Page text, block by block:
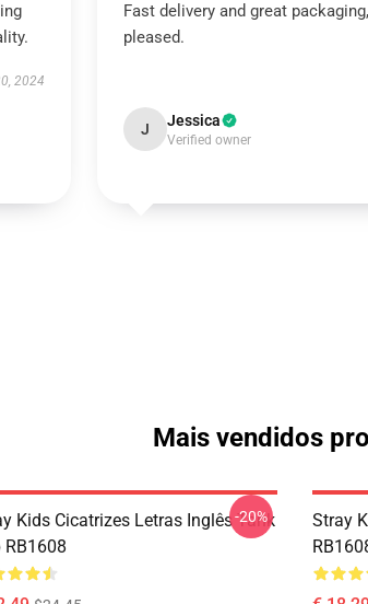
2024
Fast delivery and great
pleased.
J Jessica
Verified owner
Mais vendidos
Kids Cicatrizes Letras Inglês Tank
RB1608
-20%
Stray